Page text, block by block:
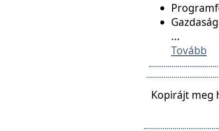
...
Tovább
Kopirájt meg